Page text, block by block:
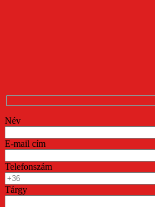
Név
E-mail cím
Telefonszám
Tárgy